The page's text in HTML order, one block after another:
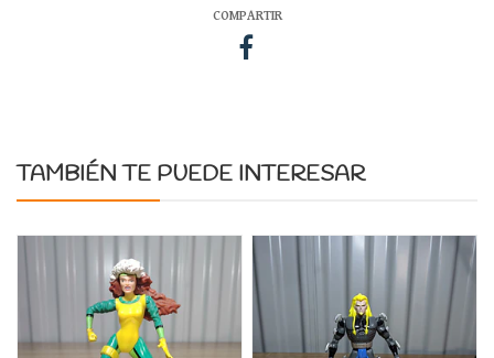
COMPARTIR
TAMBIÉN TE PUEDE INTERESAR